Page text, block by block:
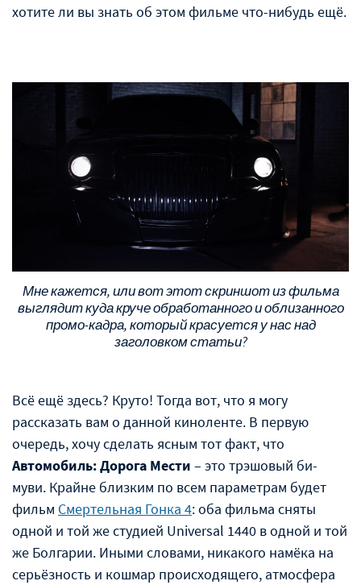
хотите ли вы знать об этом фильме что-нибудь ещё.
Мне кажется, или вот этот скриншот из фильма
выглядит куда круче обработанного и облизанного
промо-кадра, который красуется у нас над
заголовком статьи?
Всё ещё здесь? Круто! Тогда вот, что я могу
рассказать вам о данной киноленте. В первую
очередь, хочу сделать ясным тот факт, что
Автомобиль: Дорога Мести – это трэшовый би-
муви. Крайне близким по всем параметрам будет
фильм Смертельная Гонка 4: оба фильма сняты
одной и той же студией Universal 1440 в одной и той
же Болгарии. Иными словами, никакого намёка на
серьёзность и кошмар происходящего, атмосфера